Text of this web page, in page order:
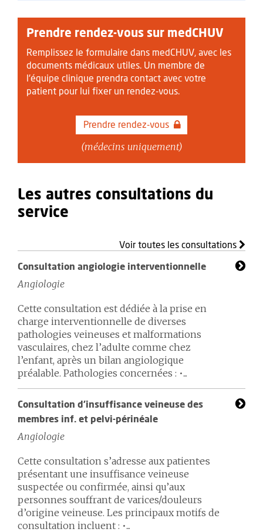
Prendre rendez-vous sur medCHUV
Remplissez le formulaire dans medCHUV, avec les
documents médicaux utiles. Un membre de
l'équipe clinique prendra contact avec votre
patient pour lui fixer un rendez-vous.
Prendre rendez-vous
(médecins uniquement)
Les autres consultations du
service
Voir toutes les consultations
Consultation angiologie interventionnelle
Angiologie
Cette consultation est dédiée à la prise en
charge interventionnelle de diverses
pathologies veineuses et malformations
vasculaires, chez l’adulte comme chez
l’enfant, après un bilan angiologique
préalable. Pathologies concernées : •...
Consultation d’insuffisance veineuse des
membres inf. et pelvi-périnéale
Angiologie
Cette consultation s’adresse aux patient·e·s
présentant une insuffisance veineuse
suspectée ou confirmée, ainsi qu’aux
personnes souffrant de varices/douleurs
d’origine veineuse. Les principaux motifs de
consultation incluent : •...